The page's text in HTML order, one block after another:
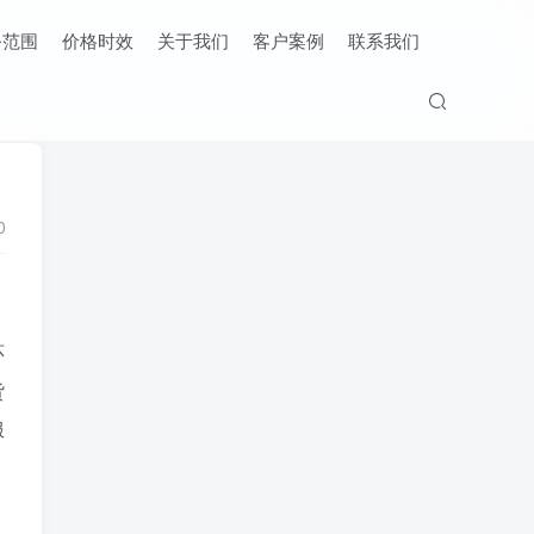
围 价格时效 关于我们 客户案例 联系我们